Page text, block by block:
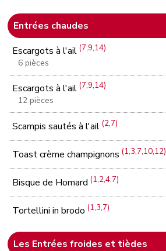
Entrées chaudes
Escargots à l'ail(7,9,14)
6 pièces
Escargots à l'ail(7,9,14)
12 pièces
Scampis sautés à l'ail(2,7)
Toast crème champignons(1,3,7,10,12)
Bisque de Homard(1,2,4,7)
Tortellini in brodo(1,3,7)
Les Entrées froides et tièdes